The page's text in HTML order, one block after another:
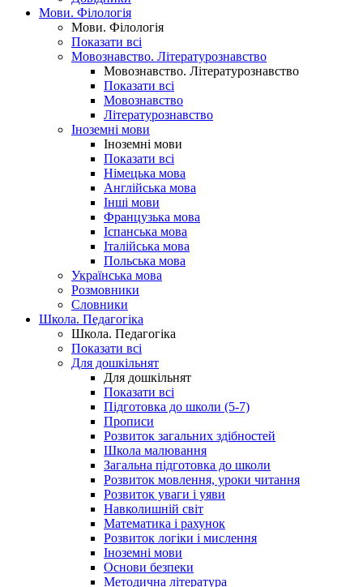
Мови. Філологія
Мови. Філологія
Показати всі
Мовознавство. Літературознавство
Мовознавство. Літературознавство
Показати всі
Мовознавство
Літературознавство
Іноземні мови
Іноземні мови
Показати всі
Німецька мова
Англійська мова
Інші мови
Французька мова
Іспанська мова
Італійська мова
Польська мова
Українська мова
Розмовники
Словники
Школа. Педагогіка
Школа. Педагогіка
Показати всі
Для дошкільнят
Для дошкільнят
Показати всі
Підготовка до школи (5-7)
Прописи
Розвиток загальних здібностей
Школа малювання
Загальна підготовка до школи
Розвиток мовлення, уроки читання
Розвиток уваги і уяви
Навколишній світ
Математика і рахунок
Розвиток логіки і мислення
Іноземні мови
Основи безпеки
Методична література